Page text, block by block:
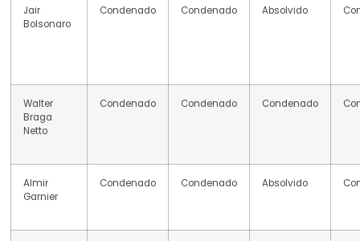
Jair
Bolsonaro
Condenado Condenado Absolvido
Walter
Braga
Netto
Condenado Condenado Condenado
Almir
Garnier
Condenado Condenado Absolvido